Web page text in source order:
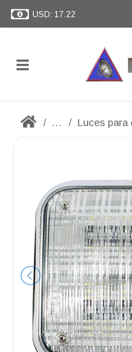
USD: 17.22
... Luces para